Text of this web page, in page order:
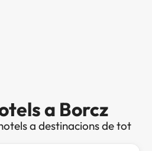
a Borcz
a destinacions de tot